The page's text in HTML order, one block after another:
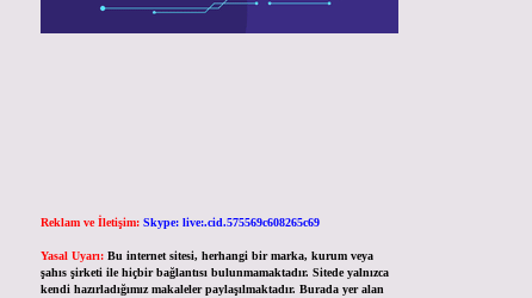
Reklam ve İletişim: Skype: live:.cid.575569c608265c69
Yasal Uyarı: Bu internet sitesi, herhangi bir marka, kurum veya
şahıs şirketi ile hiçbir bağlantısı bulunmamaktadır. Sitede yalnızca
kendi hazırladığımız makaleler paylaşılmaktadır. Burada yer alan